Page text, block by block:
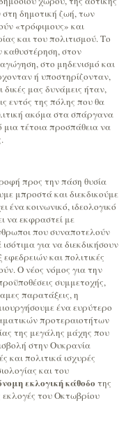
δημοτική ζωή, των
«τρόφιμους» και
και του πολιτισμού. Το
στον
στο μηδενισμό και
ή υποστηρίζονταν,
μας δυνάμεις ήταν,
εντός της πόλης που θα
ακόμα στα σπάργανα
μια τέτοια προσπάθεια να
προς την πάση θυσία
μπροστά και διεκδικούμε
ένα κοινωνικό, ιδεολογικό
να εκφραστεί με
που συναποτελούν
για να διεκδικήσουν
και πολιτικές
Ο νέος νόμος για την
συμμετοχής,
παρατάξεις, η
ένα ευρύτερο
προτεραιοτήτων
της μεγάλης μάχης που
στην Ουκρανία
και πολιτικά ισχυρές
και του
εκλογική κάθοδο της
εκλογές του Οκτωβρίου